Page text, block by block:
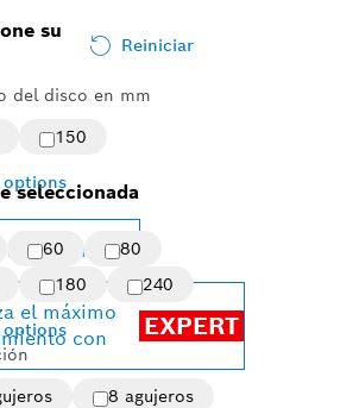
su
Reiniciar
del disco en mm
150
options
60
80
180 240
options
8 agujeros
seleccionada
Change variant
el máximo
con
EXPERT